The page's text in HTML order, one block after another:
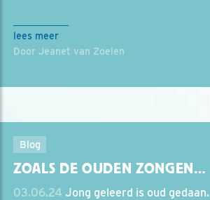
lees meer
Door Jeanet van Zoelen
Blog
ZOALS DE OUDEN ZONGEN…
03.06.24 Jong geleerd is oud gedaan.